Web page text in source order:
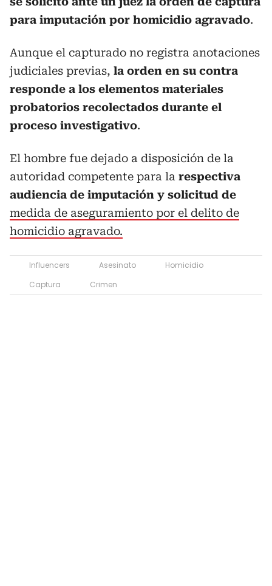
para imputación por homicidio agravado.
Aunque el capturado no registra anotaciones
judiciales previas, la orden en su contra
responde a los elementos materiales
probatorios recolectados durante el
proceso investigativo.
El hombre fue dejado a disposición de la
autoridad competente para la respectiva
audiencia de imputación y solicitud de
medida de aseguramiento por el delito de
homicidio agravado.
Influencers Asesinato
Homicidio
Captura
Crimen